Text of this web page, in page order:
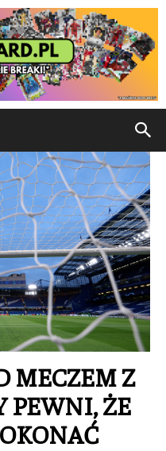
MECZEM Z
PEWNI, ŻE